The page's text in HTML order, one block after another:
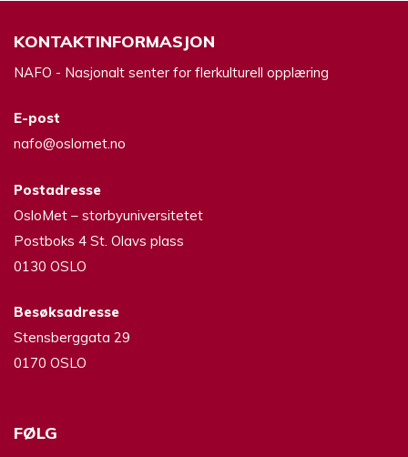
KONTAKTINFORMASJON
NAFO - Nasjonalt senter for flerkulturell opplæring
E-post
nafo@oslomet.no
Postadresse
OsloMet – storbyuniversitetet
Postboks 4 St. Olavs plass
0130 OSLO
Besøksadresse
Stensberggata 29
0170 OSLO
FØLG